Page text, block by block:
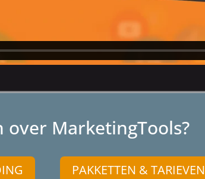
over MarketingTools?
PAKKETTEN & TARIEVEN